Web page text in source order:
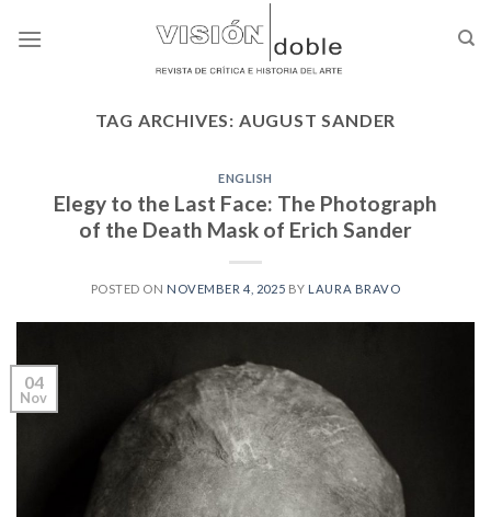
TAG ARCHIVES: AUGUST SANDER
ENGLISH
Elegy to the Last Face: The Photograph
of the Death Mask of Erich Sander
POSTED ON NOVEMBER 4, 2025 BY LAURA BRAVO
04
Nov